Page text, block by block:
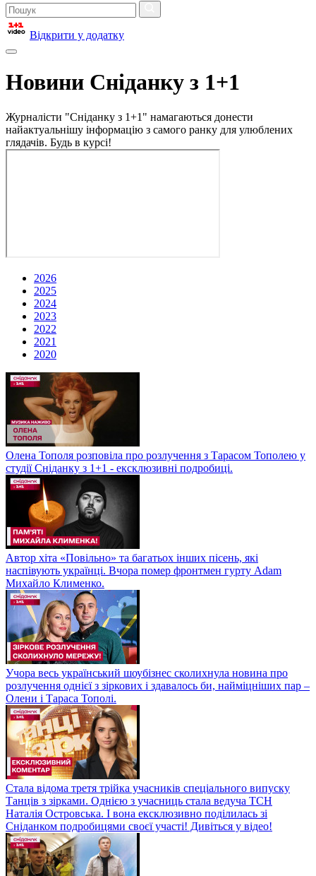
Відкрити у додатку
Новини Сніданку з 1+1
Журналісти "Сніданку з 1+1" намагаються донести
найактуальнішу інформацію з самого ранку для улюблених
глядачів. Будь в курсі!
2026
2025
2024
2023
2022
2021
2020
Олена Тополя розповіла про розлучення з Тарасом Тополею у
студії Сніданку з 1+1 - ексклюзивні подробиці.
Автор хіта «Повільно» та багатьох інших пісень, які
наспівують українці. Вчора помер фронтмен гурту Adam
Михайло Клименко.
Учора весь український шоубізнес сколихнула новина про
розлучення однієї з зіркових і здавалось би, найміцніших пар –
Олени і Тараса Тополі.
Стала відома третя трійка учасників спеціального випуску
Танців з зірками. Однією з учасниць стала ведуча ТСН
Наталія Островська. І вона ексклюзивно поділилась зі
Сніданком подробицями своєї участі! Дивіться у відео!